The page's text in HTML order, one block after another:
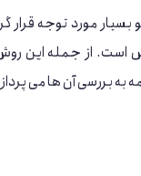
بسیار مورد توجه
است. از جمله این
به بررسی آن ها می